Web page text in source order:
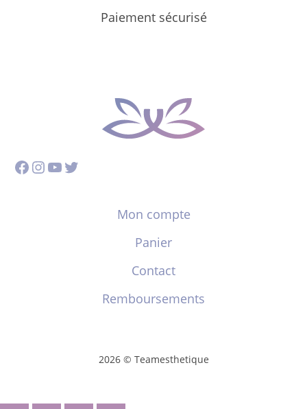
Paiement sécurisé
Facebook
Instagram
YouTube
Twitter
Mon compte
Panier
Contact
Remboursements
2026 © Teamesthetique